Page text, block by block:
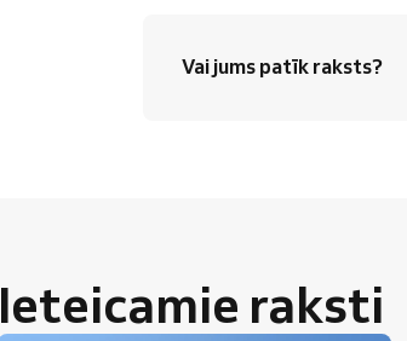
Vai jums patīk raksts?
Ieteicamie raksti